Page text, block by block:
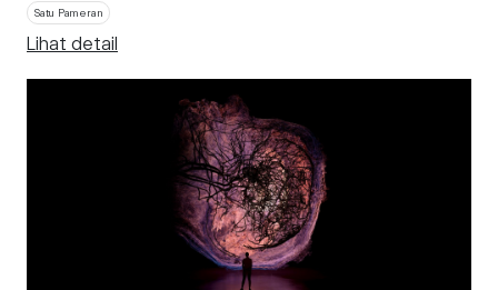
Satu Pameran
Lihat detail